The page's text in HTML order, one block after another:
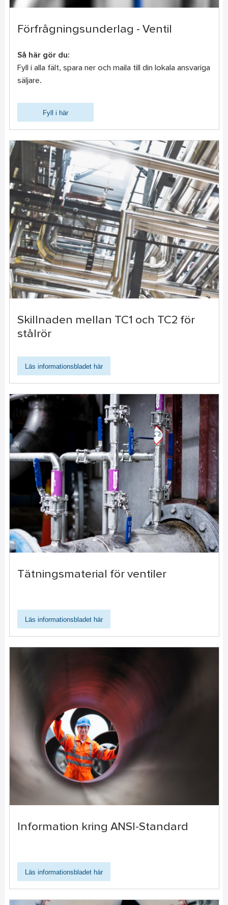
Förfrågningsunderlag - Ventil
Så här gör du:
Fyll i alla fält, spara ner och maila till din lokala ansvariga
säljare.
Fyll i här
Skillnaden mellan TC1 och TC2 för
stålrör
Läs informationsbladet här
Tätningsmaterial för ventiler
Läs informationsbladet här
Information kring ANSI-Standard
Läs informationsbladet här